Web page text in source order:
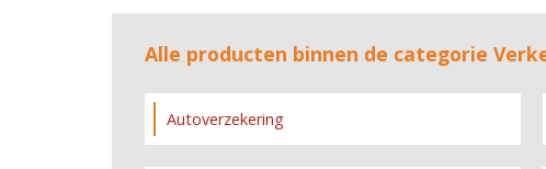
Alle producten binnen de categorie
Autoverzekering